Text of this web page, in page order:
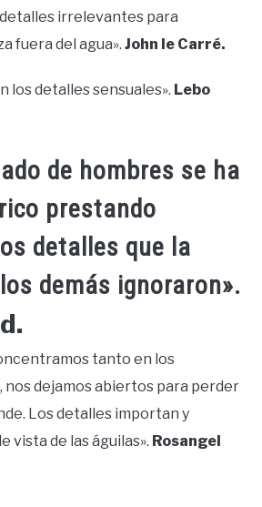
irrelevantes para
fuera del agua». John le Carré.
los detalles sensuales». Lebo
de hombres se ha
prestando
detalles que la
demás ignoraron».
tanto en los
nos dejamos abiertos para perder
Los detalles importan y
vista de las águilas». Rosangel